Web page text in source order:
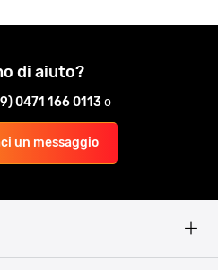
di aiuto?
0471 166 0113o
un messaggio